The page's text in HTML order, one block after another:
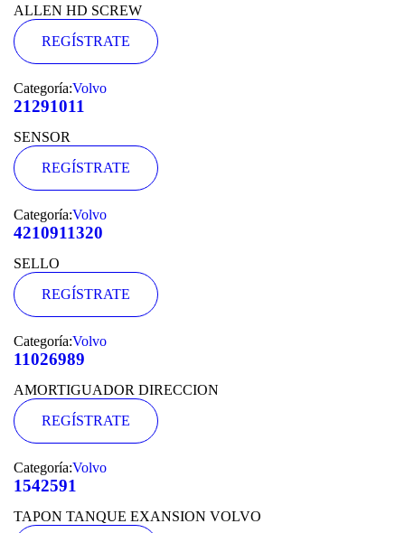
ALLEN HD SCREW
REGÍSTRATE
Categoría:Volvo
21291011
SENSOR
REGÍSTRATE
Categoría:Volvo
4210911320
SELLO
REGÍSTRATE
Categoría:Volvo
11026989
AMORTIGUADOR DIRECCION
REGÍSTRATE
Categoría:Volvo
1542591
TAPON TANQUE EXANSION VOLVO